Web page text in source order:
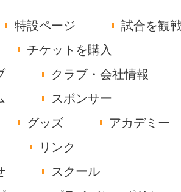
特設ページ
試合を観
チケットを購入
クラブ・会社情報
スポンサー
グッズ
アカデミー
リンク
スクール